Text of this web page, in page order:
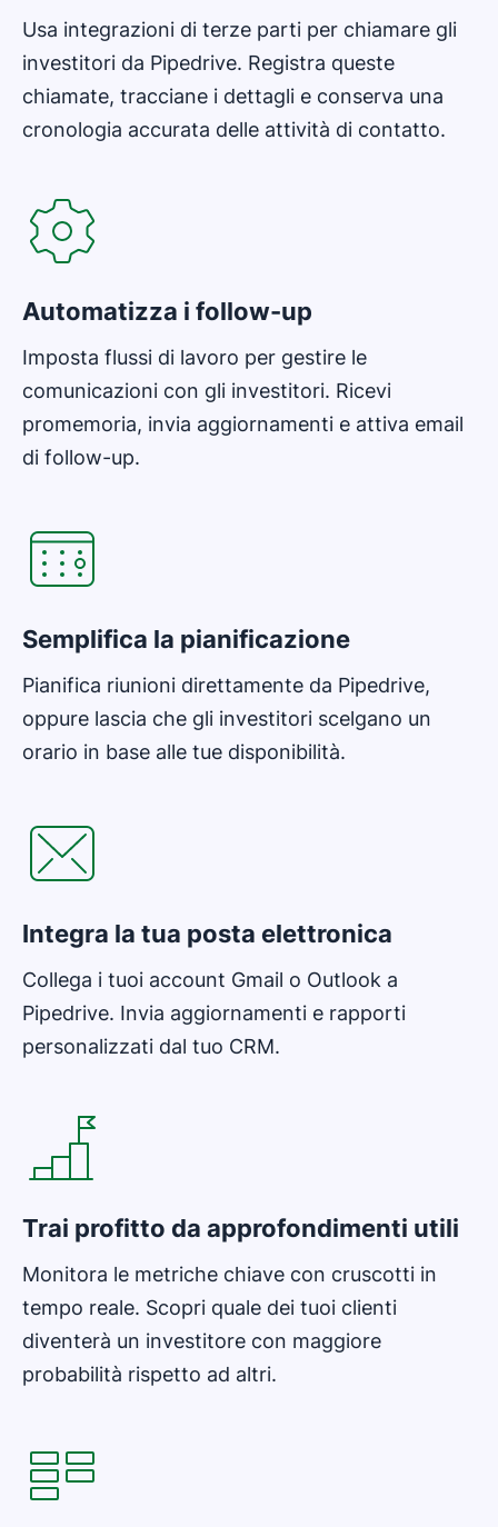
Usa integrazioni di terze parti per chiamare gli
investitori da Pipedrive. Registra queste
chiamate, tracciane i dettagli e conserva una
cronologia accurata delle attività di contatto.
Automatizza i follow-up
Imposta flussi di lavoro per gestire le
comunicazioni con gli investitori. Ricevi
promemoria, invia aggiornamenti e attiva email
di follow-up.
Semplifica la pianificazione
Pianifica riunioni direttamente da Pipedrive,
oppure lascia che gli investitori scelgano un
orario in base alle tue disponibilità.
Integra la tua posta elettronica
Collega i tuoi account Gmail o Outlook a
Pipedrive. Invia aggiornamenti e rapporti
personalizzati dal tuo CRM.
Trai profitto da approfondimenti utili
Monitora le metriche chiave con cruscotti in
tempo reale. Scopri quale dei tuoi clienti
diventerà un investitore con maggiore
probabilità rispetto ad altri.